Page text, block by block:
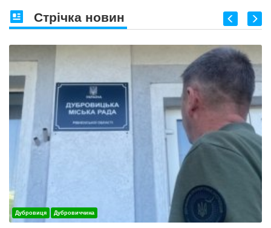
Стрічка новин
Дубровиця Дубровиччина